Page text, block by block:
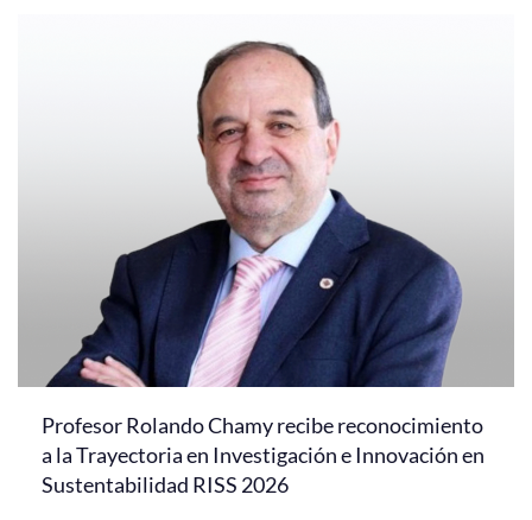
Profesor Rolando Chamy recibe reconocimiento
a la Trayectoria en Investigación e Innovación en
Sustentabilidad RISS 2026